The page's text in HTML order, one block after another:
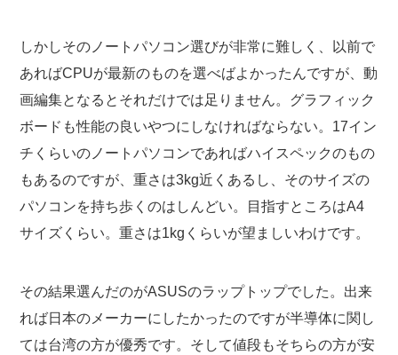
しかしそのノートパソコン選びが非常に難しく、以前で
あればCPUが最新のものを選べばよかったんですが、動
画編集となるとそれだけでは足りません。グラフィック
ボードも性能の良いやつにしなければならない。17イン
チくらいのノートパソコンであればハイスペックのもの
もあるのですが、重さは3kg近くあるし、そのサイズの
パソコンを持ち歩くのはしんどい。目指すところはA4
サイズくらい。重さは1kgくらいが望ましいわけです。
その結果選んだのがASUSのラップトップでした。出来
れば日本のメーカーにしたかったのですが半導体に関し
ては台湾の方が優秀です。そして値段もそちらの方が安